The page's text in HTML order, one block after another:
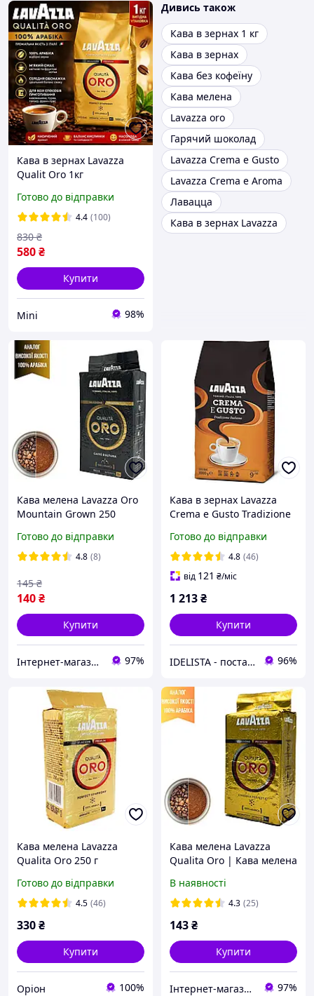
Кава в зернах Lavazza
Qualit Oro 1кг
Готово до відправки
4.4 (100)
580₴
830 ₴
Купити
Mini 98%
Дивись також
Кава в зернах 1 кг
Кава в зернах
Кава без кофеїну
Кава мелена
Lavazza oro
Гарячий шоколад
Lavazza Crema e Gusto
Lavazza Crema e Aroma
Лавацца
Кава в зернах Lavazza
Кава мелена Lavazza Oro
Mountain Grown 250
Готово до відправки
4.8 (8)
140₴
145 ₴
Купити
Інтернет-магазин Роял Кава Royal Coffee Ukraine 97%
Кава в зернах Lavazza
Crema e Gusto Tradizione
Готово до відправки
4.8 (46)
від 121 ₴/міс
1 213₴
Купити
IDELISTA - постачальник продуктів харчування 96%
Кава мелена Lavazza
Qualita Oro 250 г
Готово до відправки
4.5 (46)
330₴
Купити
Оріон 100%
Кава мелена Lavazza
Qualita Oro | Кава мелена
В наявності
4.3 (25)
143₴
Купити
Інтернет-магазин Роял Кава Royal Coffee Ukraine 97%